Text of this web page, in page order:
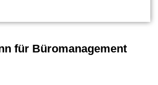
für Büromanagement